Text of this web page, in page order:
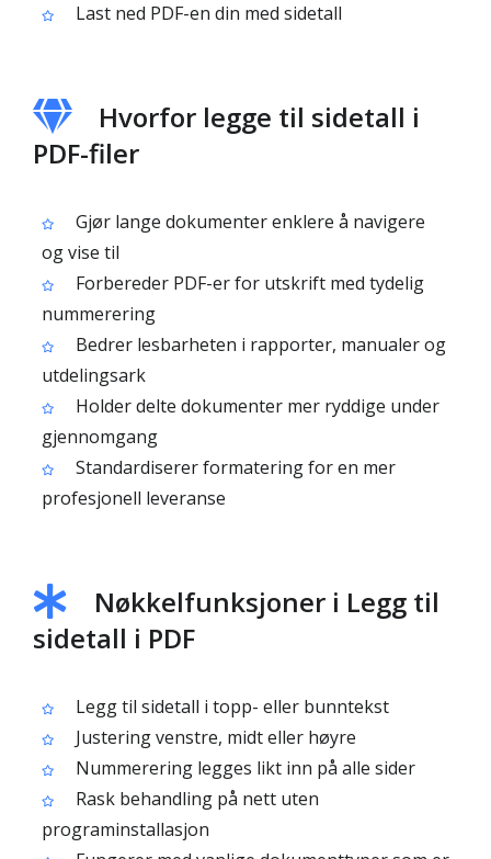
Last ned PDF-en din med sidetall
Hvorfor legge til sidetall i
PDF-filer
Gjør lange dokumenter enklere å navigere
og vise til
Forbereder PDF-er for utskrift med tydelig
nummerering
Bedrer lesbarheten i rapporter, manualer og
utdelingsark
Holder delte dokumenter mer ryddige under
gjennomgang
Standardiserer formatering for en mer
profesjonell leveranse
Nøkkelfunksjoner i Legg til
sidetall i PDF
Legg til sidetall i topp- eller bunntekst
Justering venstre, midt eller høyre
Nummerering legges likt inn på alle sider
Rask behandling på nett uten
programinstallasjon